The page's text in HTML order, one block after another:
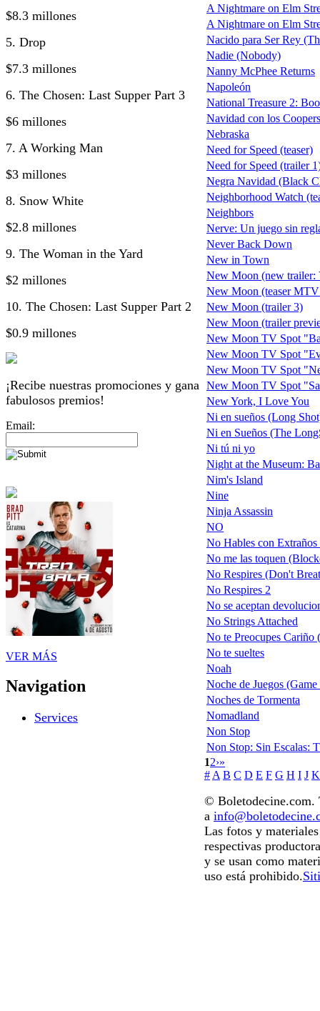
$8.3 millones
5. Drop
$7.3 millones
6. The Chosen: Last Supper Part 3
$6 millones
7. A Working Man
$3 millones
8. Snow White
$2.8 millones
9. The Woman in the Yard
$2 millones
10. The Chosen: Last Supper Part 2
$0.9 millones
¡Recibe nuestras promociones y gana
fabulosos premios!
Email:
VER MÁS
Navigation
Services
A Nightmare on Elm
A Nightmare on Elm
Nacido para Ser Rey
Nadie (Nobody)
Nanny McPhee Returns
Napoleón
National Treasure 2:
Navidad con los
Nebraska
Need for Speed (teaser)
Need for Speed (trailer
Negra Navidad (Black
Neighborhood Watch
Neighbors
Nerve: Un juego sin
Never Back Down
New in Town
New Moon (new trailer:
New Moon (teaser
New Moon (trailer 3)
New Moon (trailer
New Moon TV Spot
New Moon TV Spot
New Moon TV Spot
New Moon TV Spot
New York, I Love You
Ni en sueños (Long
Ni en Sueños (The
Ni tú ni yo
Night at the Museum:
Nim's Island
Nine
Ninja Assassin
NO
No Hables con
No me las toquen
No Respires (Don't
No Respires 2
No se aceptan
No Strings Attached
No te Preocupes
No te sueltes
Noah
Noche de Juegos
Noches de Tormenta
Nomadland
Non Stop
Non Stop: Sin Escalas:
12›»
# A B C D E F G H I J K
© Boletodecine.com.
a
Las fotos y
respectivas
y se usan como
uso está prohibido.